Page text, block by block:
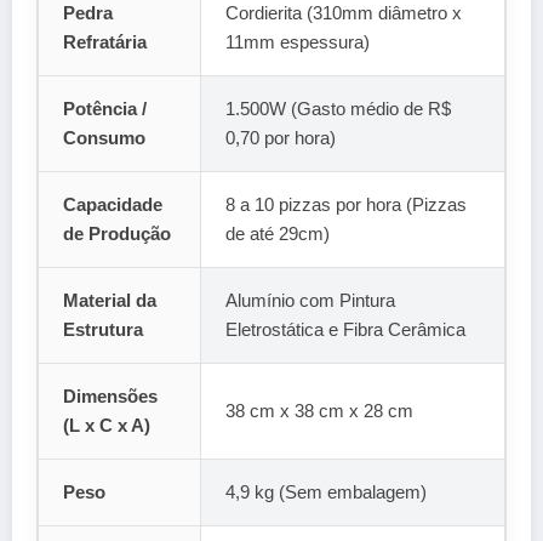
Pedra
Refratária
Cordierita (310mm diâmetro x
11mm espessura)
Potência /
Consumo
1.500W (Gasto médio de R$
0,70 por hora)
Capacidade
de Produção
8 a 10 pizzas por hora (Pizzas
de até 29cm)
Material da
Estrutura
Alumínio com Pintura
Eletrostática e Fibra Cerâmica
Dimensões
(L x C x A)
38 cm x 38 cm x 28 cm
Peso 4,9 kg (Sem embalagem)